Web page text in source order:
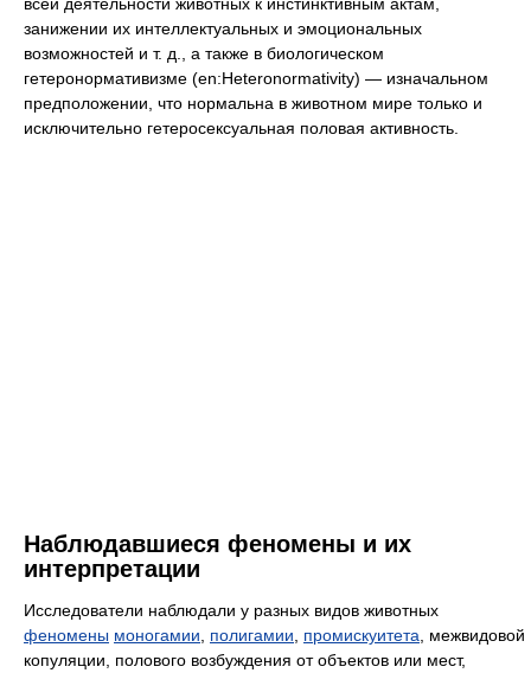
занижении их интеллектуальных и эмоциональных
возможностей и т. д., а также в биологическом
гетеронормативизме (en:Heteronormativity) — изначальном
предположении, что нормальна в животном мире только и
исключительно гетеросексуальная половая активность.
Наблюдавшиеся феномены и их
интерпретации
Исследователи наблюдали у разных видов животных
феномены моногамии полигамии промискуитета , межвидовой
копуляции, полового возбуждения от объектов или мест,